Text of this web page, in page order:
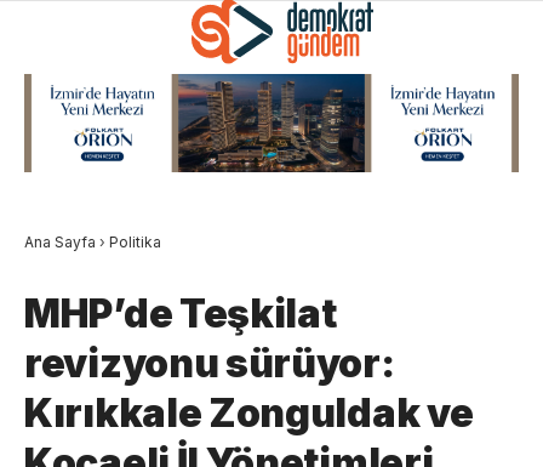
Ana Sayfa › Politika
MHP’de Teşkilat
revizyonu sürüyor:
Kırıkkale Zonguldak ve